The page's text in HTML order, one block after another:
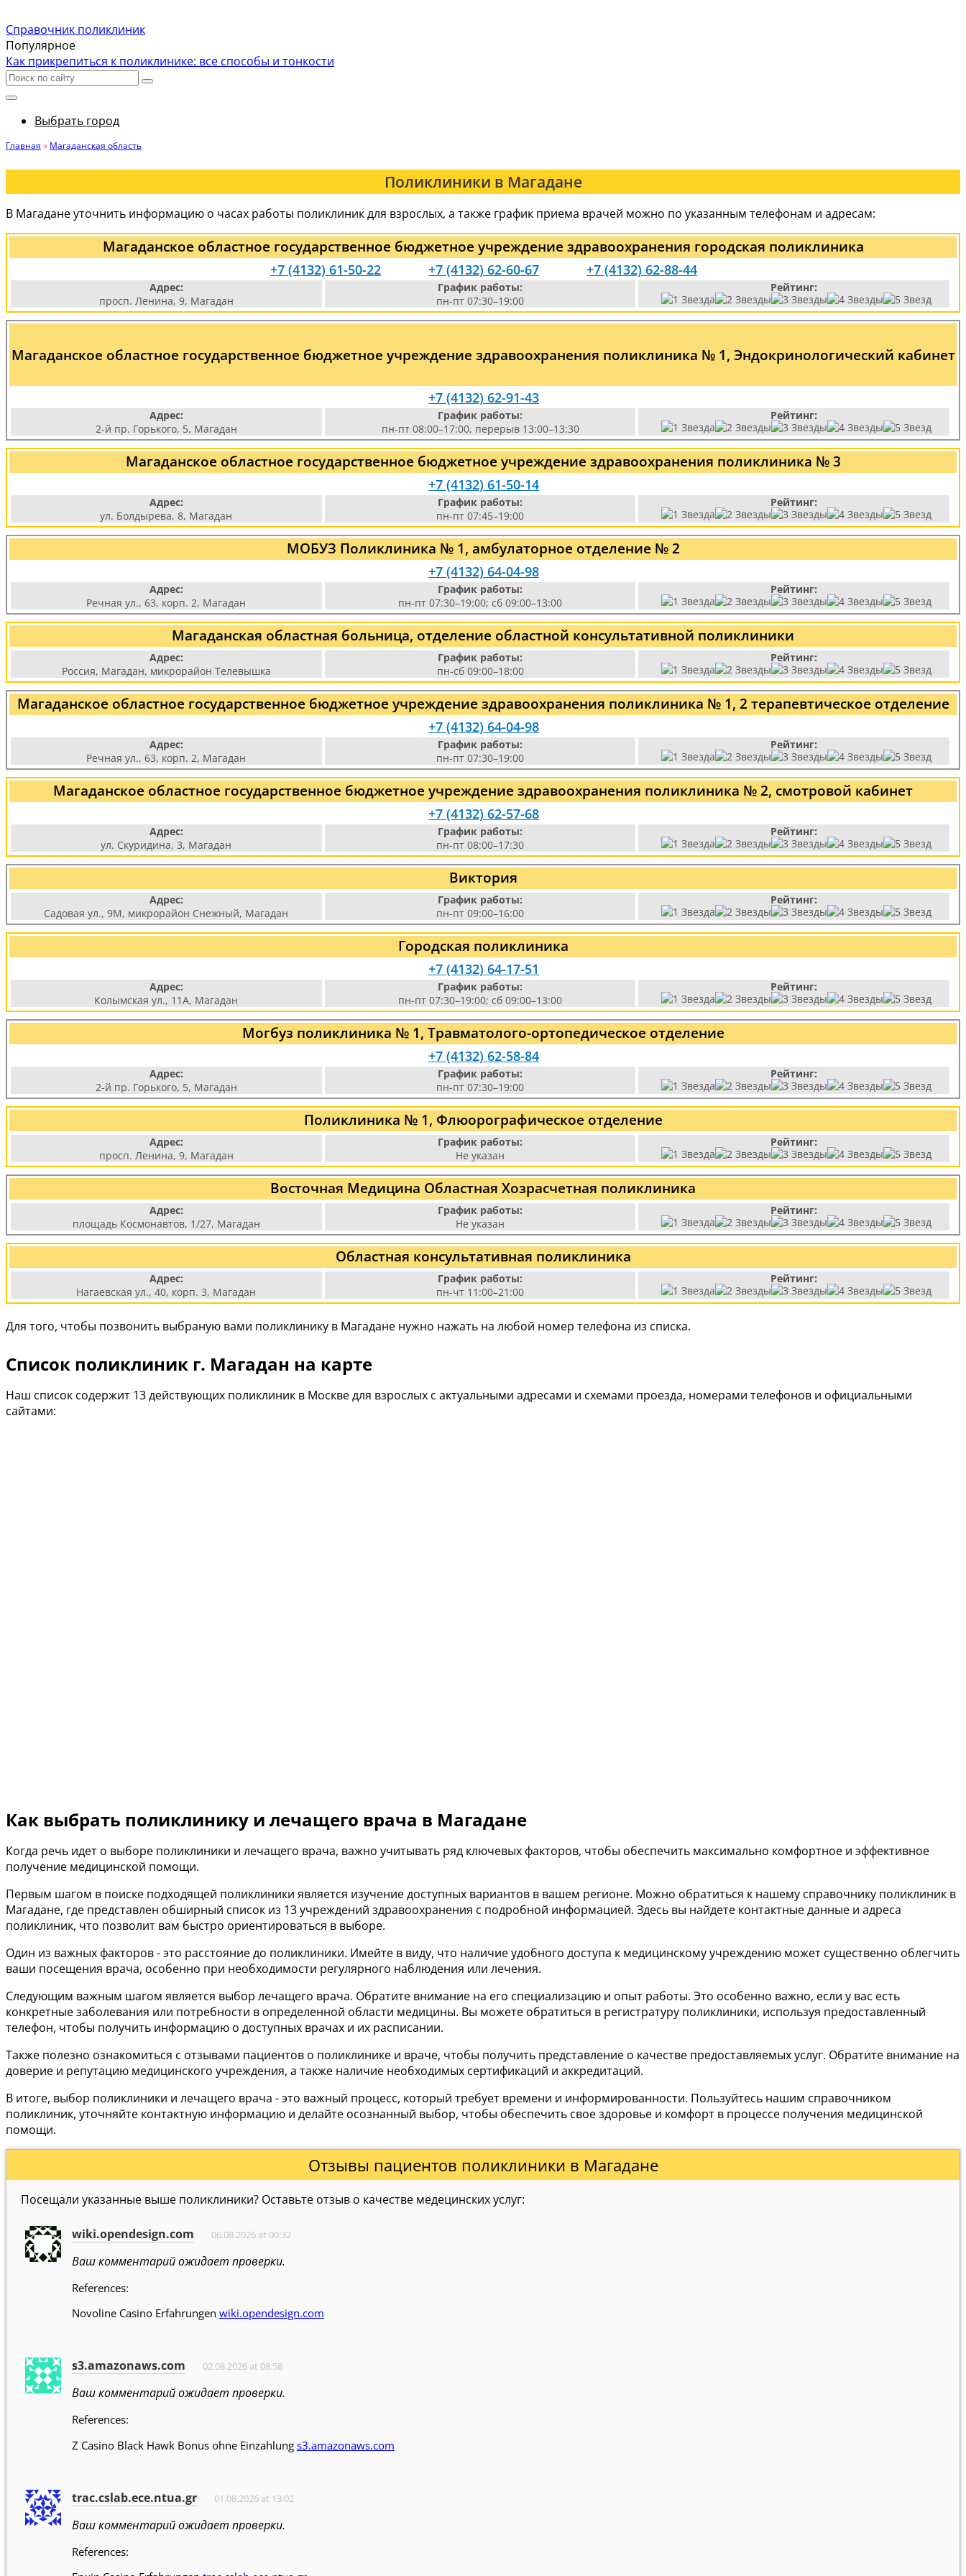
Справочник поликлиник
Популярное
Как прикрепиться к поликлинике: все способы и тонкости
Выбрать город
Главная » Магаданская область
Поликлиники в Магадане
В Магадане уточнить информацию о часах работы поликлиник для взрослых, а также график приема врачей можно по указанным телефонам и адресам:
Магаданское областное государственное бюджетное учреждение здравоохранения городская поликлиника
+7 (4132) 61-50-22 +7 (4132) 62-60-67 +7 (4132) 62-88-44
Адрес:
просп. Ленина, 9, Магадан
График работы:
пн-пт 07:30–19:00
Рейтинг:
Магаданское областное государственное бюджетное учреждение здравоохранения поликлиника № 1, Эндокринологический кабинет
+7 (4132) 62-91-43
Адрес:
2-й пр. Горького, 5, Магадан
График работы:
пн-пт 08:00–17:00, перерыв 13:00–13:30
Рейтинг:
Магаданское областное государственное бюджетное учреждение здравоохранения поликлиника № 3
+7 (4132) 61-50-14
Адрес:
ул. Болдырева, 8, Магадан
График работы:
пн-пт 07:45–19:00
Рейтинг:
МОБУЗ Поликлиника № 1, амбулаторное отделение № 2
+7 (4132) 64-04-98
Адрес:
Речная ул., 63, корп. 2, Магадан
График работы:
пн-пт 07:30–19:00; сб 09:00–13:00
Рейтинг:
Магаданская областная больница, отделение областной консультативной поликлиники
Адрес:
Россия, Магадан, микрорайон Телевышка
График работы:
пн-сб 09:00–18:00
Рейтинг:
Магаданское областное государственное бюджетное учреждение здравоохранения поликлиника № 1, 2 терапевтическое отделение
+7 (4132) 64-04-98
Адрес:
Речная ул., 63, корп. 2, Магадан
График работы:
пн-пт 07:30–19:00
Рейтинг:
Магаданское областное государственное бюджетное учреждение здравоохранения поликлиника № 2, смотровой кабинет
+7 (4132) 62-57-68
Адрес:
ул. Скуридина, 3, Магадан
График работы:
пн-пт 08:00–17:30
Рейтинг:
Виктория
Адрес:
Садовая ул., 9М, микрорайон Снежный, Магадан
График работы:
пн-пт 09:00–16:00
Рейтинг:
Городская поликлиника
+7 (4132) 64-17-51
Адрес:
Колымская ул., 11А, Магадан
График работы:
пн-пт 07:30–19:00; сб 09:00–13:00
Рейтинг:
Могбуз поликлиника № 1, Травматолого-ортопедическое отделение
+7 (4132) 62-58-84
Адрес:
2-й пр. Горького, 5, Магадан
График работы:
пн-пт 07:30–19:00
Рейтинг:
Поликлиника № 1, Флюорографическое отделение
Адрес:
просп. Ленина, 9, Магадан
График работы:
Не указан
Рейтинг:
Восточная Медицина Областная Хозрасчетная поликлиника
Адрес:
площадь Космонавтов, 1/27, Магадан
График работы:
Не указан
Рейтинг:
Областная консультативная поликлиника
Адрес:
Нагаевская ул., 40, корп. 3, Магадан
График работы:
пн-чт 11:00–21:00
Рейтинг:
Для того, чтобы позвонить выбраную вами поликлинику в Магадане нужно нажать на любой номер телефона из списка.
Список поликлиник г. Магадан на карте
Наш список содержит 13 действующих поликлиник в Москве для взрослых с актуальными адресами и схемами проезда, номерами телефонов и официальными
сайтами:
Как выбрать поликлинику и лечащего врача в Магадане
Когда речь идет о выборе поликлиники и лечащего врача, важно учитывать ряд ключевых факторов, чтобы обеспечить максимально комфортное и эффективное
получение медицинской помощи.
Первым шагом в поиске подходящей поликлиники является изучение доступных вариантов в вашем регионе. Можно обратиться к нашему справочнику поликлиник в
Магадане, где представлен обширный список из 13 учреждений здравоохранения с подробной информацией. Здесь вы найдете контактные данные и адреса
поликлиник, что позволит вам быстро ориентироваться в выборе.
Один из важных факторов - это расстояние до поликлиники. Имейте в виду, что наличие удобного доступа к медицинскому учреждению может существенно облегчить
ваши посещения врача, особенно при необходимости регулярного наблюдения или лечения.
Следующим важным шагом является выбор лечащего врача. Обратите внимание на его специализацию и опыт работы. Это особенно важно, если у вас есть
конкретные заболевания или потребности в определенной области медицины. Вы можете обратиться в регистратуру поликлиники, используя предоставленный
телефон, чтобы получить информацию о доступных врачах и их расписании.
Также полезно ознакомиться с отзывами пациентов о поликлинике и враче, чтобы получить представление о качестве предоставляемых услуг. Обратите внимание на
доверие и репутацию медицинского учреждения, а также наличие необходимых сертификаций и аккредитаций.
В итоге, выбор поликлиники и лечащего врача - это важный процесс, который требует времени и информированности. Пользуйтесь нашим справочником
поликлиник, уточняйте контактную информацию и делайте осознанный выбор, чтобы обеспечить свое здоровье и комфорт в процессе получения медицинской
помощи.
Отзывы пациентов поликлиники в Магадане
Посещали указанные выше поликлиники? Оставьте отзыв о качестве медецинских услуг:
wiki.opendesign.com 06.08.2026 at 00:32
Ваш комментарий ожидает проверки.
References:
Novoline Casino Erfahrungen wiki.opendesign.com
s3.amazonaws.com 02.08.2026 at 08:58
Ваш комментарий ожидает проверки.
References:
Z Casino Black Hawk Bonus ohne Einzahlung s3.amazonaws.com
trac.cslab.ece.ntua.gr 01.08.2026 at 13:02
Ваш комментарий ожидает проверки.
References: